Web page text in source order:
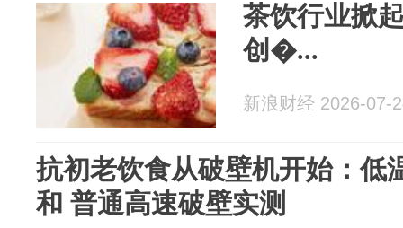
茶饮行业掀
创�...
新浪财经 2026-07-
抗初老饮食从破壁机开始：低
和 普通高速破壁实测